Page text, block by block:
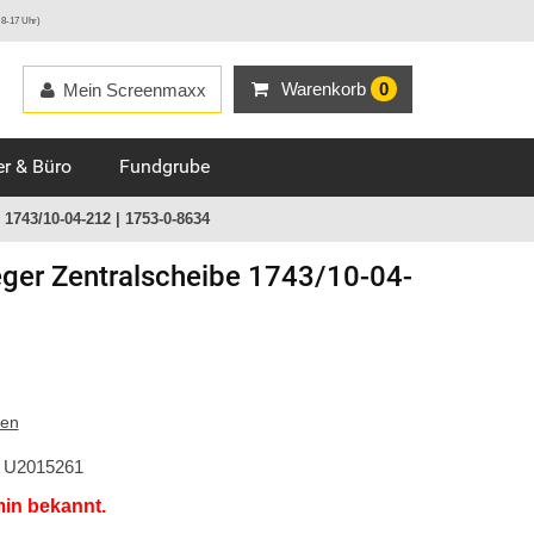
17 Uhr)
Warenkorb 0
Mein Screenmaxx
& Büro Fundgrube
10-04-212 | 1753-0-8634
Zentralscheibe 1743/10-04-
U2015261
bekannt.